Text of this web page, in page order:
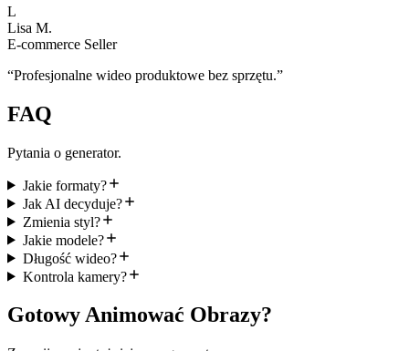
L
Lisa M.
E-commerce Seller
“Profesjonalne wideo produktowe bez sprzętu.”
FAQ
Pytania o generator.
Jakie formaty?
Jak AI decyduje?
Zmienia styl?
Jakie modele?
Długość wideo?
Kontrola kamery?
Gotowy Animować Obrazy?